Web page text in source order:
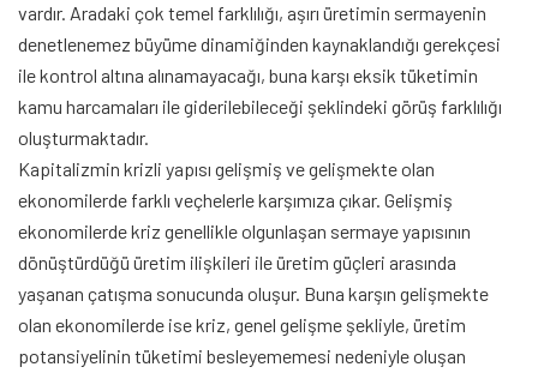
vardır. Aradaki çok temel farklılığı, aşırı üretimin sermayenin
denetlenemez büyüme dinamiğinden kaynaklandığı gerekçesi
ile kontrol altına alınamayacağı, buna karşı eksik tüketimin
kamu harcamaları ile giderilebileceği şeklindeki görüş farklılığı
oluşturmaktadır.
Kapitalizmin krizli yapısı gelişmiş ve gelişmekte olan
ekonomilerde farklı veçhelerle karşımıza çıkar. Gelişmiş
ekonomilerde kriz genellikle olgunlaşan sermaye yapısının
dönüştürdüğü üretim ilişkileri ile üretim güçleri arasında
yaşanan çatışma sonucunda oluşur. Buna karşın gelişmekte
olan ekonomilerde ise kriz, genel gelişme şekliyle, üretim
potansiyelinin tüketimi besleyememesi nedeniyle oluşan